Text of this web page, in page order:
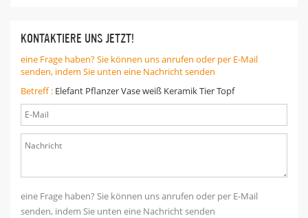
KONTAKTIERE UNS JETZT!
eine Frage haben? Sie können uns anrufen oder per E-Mail
senden, indem Sie unten eine Nachricht senden
Betreff : Elefant Pflanzer Vase weiß Keramik Tier Topf
eine Frage haben? Sie können uns anrufen oder per E-Mail
senden, indem Sie unten eine Nachricht senden